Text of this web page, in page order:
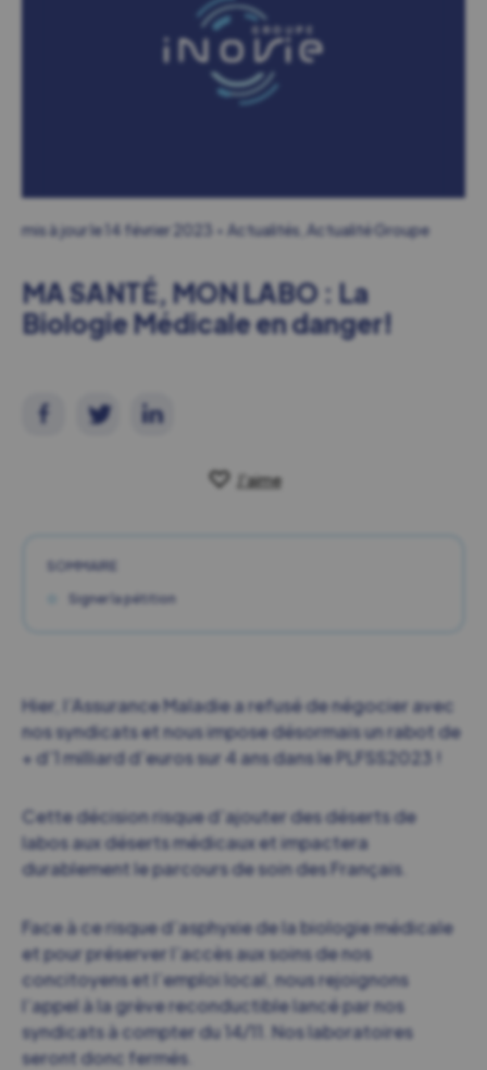
mis à jour le 14 février 2023 Actualités Actualité Groupe
MA SANTÉ, MON LABO : La
Biologie Médicale en danger!
J'aime
SOMMAIRE
Signer la pétition
Hier, l’Assurance Maladie a refusé de négocier avec
nos syndicats et nous impose désormais un rabot de
+ d’1 milliard d’euros sur 4 ans dans le PLFSS2023 !
Cette décision risque d’ajouter des déserts de
labos aux déserts médicaux et impactera
durablement le parcours de soin des Français.
Face à ce risque d’asphyxie de la biologie médicale
et pour préserver l’accès aux soins de nos
concitoyens et l’emploi local, nous rejoignons
l’appel à la grève reconductible lancé par nos
syndicats à compter du 14/11. Nos laboratoires
seront donc fermés.